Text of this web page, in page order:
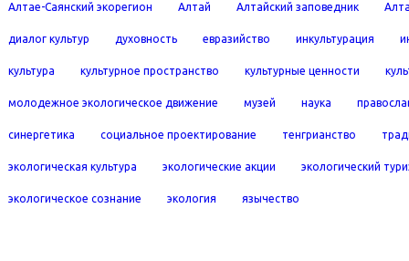
Алтае-Саянский экорегион Алтай Алтайский заповедник
диалог культур духовность евразийство инкультурация
культура культурное пространство культурные ценности
молодежное экологическое движение музей наука
синергетика социальное проектирование тенгрианство
экологическая культура экологические акции экологический
экологическое сознание экология язычество